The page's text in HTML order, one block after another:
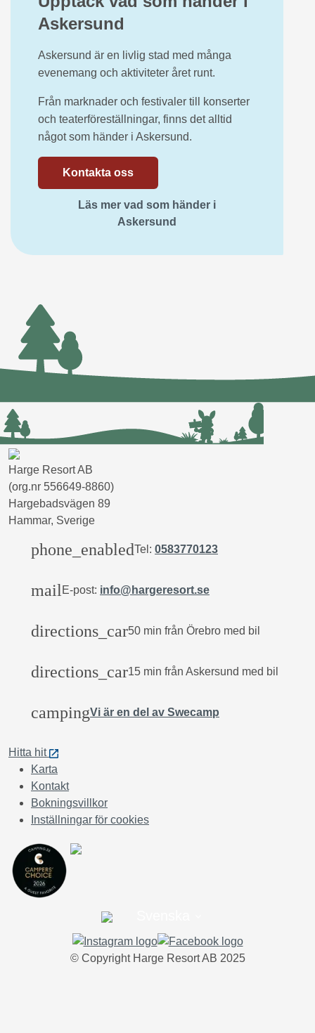
Askersund
Askersund är en livlig stad med många
evenemang och aktiviteter året runt.
Från marknader och festivaler till konserter
och teaterföreställningar, finns det alltid
något som händer i Askersund.
Kontakta oss
Läs mer vad som händer i
Askersund
Harge Resort AB
(org.nr 556649-8860)
Hargebadsvägen 89
Hammar, Sverige
phone_enabledTel: 0583770123
mailE-post: info@hargeresort.se
directions_car50 min från Örebro med bil
directions_car15 min från Askersund med bil
campingVi är en del av Swecamp
Hitta hit
Karta
Kontakt
Bokningsvillkor
Inställningar för cookies
© Copyright Harge Resort AB 2025